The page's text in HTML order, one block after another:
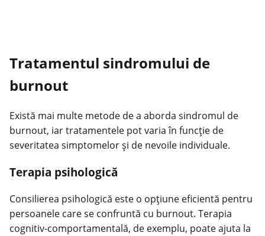
Tratamentul sindromului de
burnout
Există mai multe metode de a aborda sindromul de
burnout, iar tratamentele pot varia în funcție de
severitatea simptomelor și de nevoile individuale.
Terapia psihologică
Consilierea psihologică este o opțiune eficientă pentru
persoanele care se confruntă cu burnout. Terapia
cognitiv-comportamentală, de exemplu, poate ajuta la